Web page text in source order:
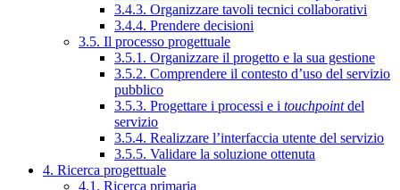
3.4.3. Organizzare tavoli tecnici collaborativi
3.4.4. Prendere decisioni
3.5. Il processo progettuale
3.5.1. Organizzare il progetto e la sua gestione
3.5.2. Comprendere il contesto d’uso del servizio
pubblico
3.5.3. Progettare i processi e i touchpointdel
servizio
3.5.4. Realizzare l’interfaccia utente del servizio
3.5.5. Validare la soluzione ottenuta
4. Ricerca progettuale
4.1. Ricerca primaria